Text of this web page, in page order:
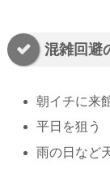
混雑回避
朝イチに来
平日を狙う
雨の日など